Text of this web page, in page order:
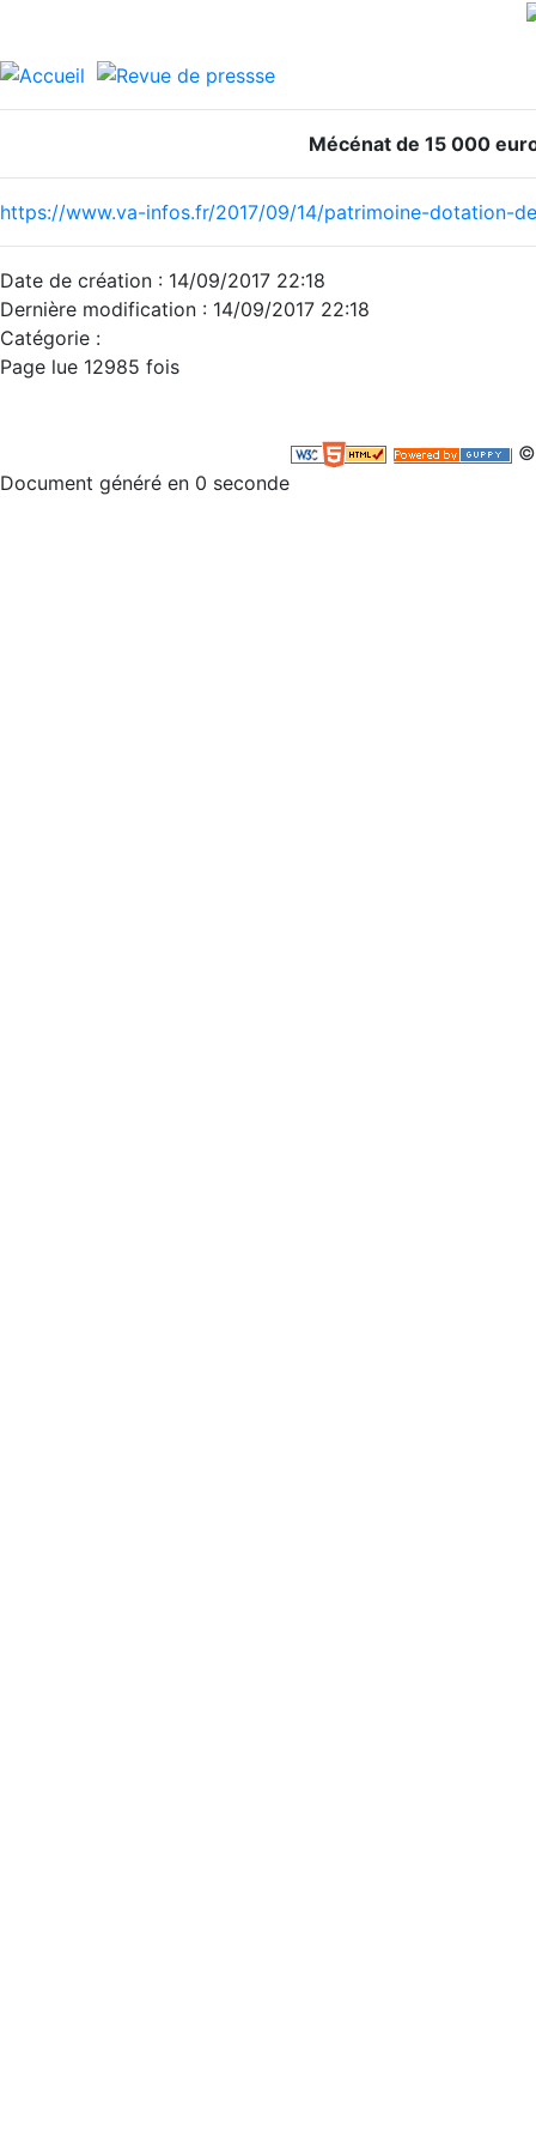
Mécénat de 15 000
https://www.va-infos.fr/2017/09/14/patrimoine-dotation-
Date de création : 14/09/2017 22:18
Dernière modification : 14/09/2017 22:18
Catégorie :
Page lue 12985 fois
©
Document généré en 0 seconde